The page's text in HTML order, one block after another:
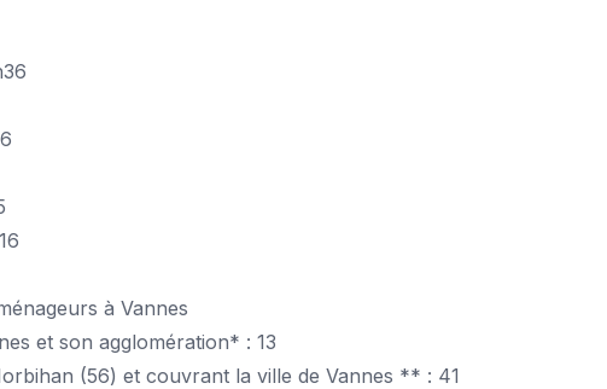
à Vannes
et son agglomération* : 13
(56) et couvrant la ville de Vannes ** : 41